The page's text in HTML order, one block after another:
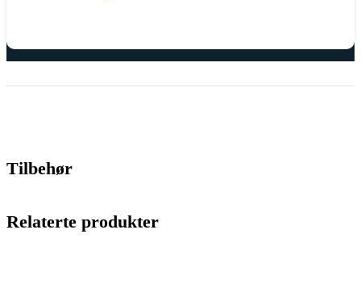
Tilbehør
Relaterte produkter